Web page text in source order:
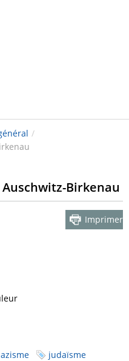
/
Birkenau
Imprimer
judaïsme